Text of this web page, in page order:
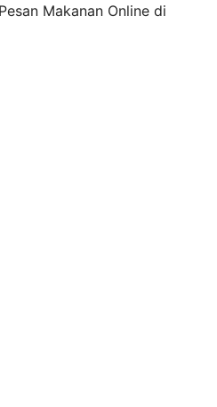
Makanan Online di